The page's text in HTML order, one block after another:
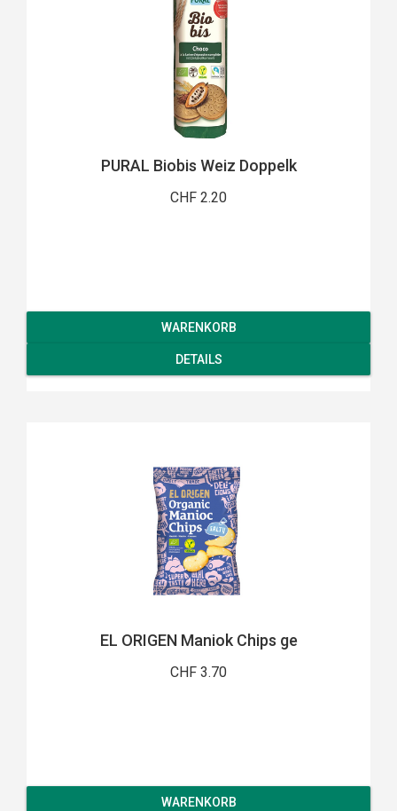
PURAL Biobis Weiz Doppelk
CHF 2.20
WARENKORB
DETAILS
EL ORIGEN Maniok Chips ge
CHF 3.70
WARENKORB